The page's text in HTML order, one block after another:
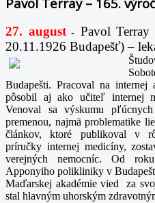
27. august- Pavol Terray
20.11.1926 Budapešť) –
Budapešti. Pracoval na
pôsobil aj ako učiteľ internej
Venoval sa výskumu
premenou, najmä problematike
článkov, ktoré publikoval v
príručky internej medicíny,
verejných nemocníc. Od
Apponyiho polikliniky v
Maďarskej akadémie vied za
stal hlavným uhorským